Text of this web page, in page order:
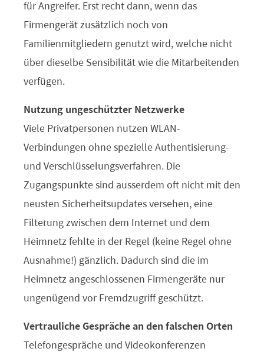
für Angreifer. Erst recht dann, wenn das
Firmengerät zusätzlich noch von
Familienmitgliedern genutzt wird, welche nicht
über dieselbe Sensibilität wie die Mitarbeitenden
verfügen.
Nutzung ungeschützter Netzwerke
Viele Privatpersonen nutzen WLAN-
Verbindungen ohne spezielle Authentisierung-
und Verschlüsselungsverfahren. Die
Zugangspunkte sind ausserdem oft nicht mit den
neusten Sicherheitsupdates versehen, eine
Filterung zwischen dem Internet und dem
Heimnetz fehlte in der Regel (keine Regel ohne
Ausnahme!) gänzlich. Dadurch sind die im
Heimnetz angeschlossenen Firmengeräte nur
ungenügend vor Fremdzugriff geschützt.
Vertrauliche Gespräche an den falschen Orten
Telefongespräche und Videokonferenzen